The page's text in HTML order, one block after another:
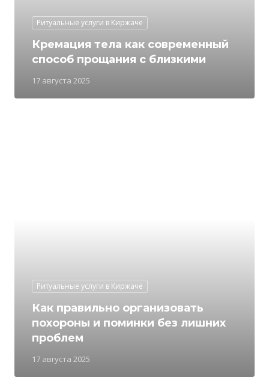
Ритуальные услуги в Киржаче
17 августа 2025
Кремация тела как современный
способ прощания с близкими
Ритуальные услуги в Киржаче
17 августа 2025
Как правильно организовать
похороны и поминки без лишних
проблем